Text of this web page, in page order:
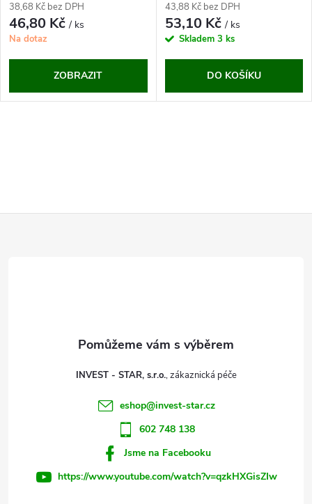
38,68 Kč bez DPH
46,80 Kč/ ks
Na dotaz
ZOBRAZIT
43,88 Kč bez DPH
53,10 Kč/ ks
Skladem 3 ks
DO KOŠÍKU
INVEST - STAR, s.r.o.
eshop@invest-star.cz
602 748 138
Jsme na Facebooku
https://www.youtube.com/watch?v=qzkHXGisZIw